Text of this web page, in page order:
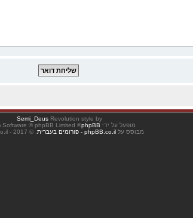
Revolution style by
Semi_Deus
מופעל על ידי phpBB
® Forum Software © phpBB Limited
מבוסס על phpBB.co.il - פורומים בעברית . © 2017 - phpBB.co.il.